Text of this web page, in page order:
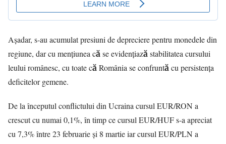
Aşadar, s-au acumulat presiuni de depreciere pentru monedele din
regiune, dar cu mențiunea că se evidențiază stabilitatea cursului
leului românesc, cu toate că România se confruntă cu persistența
deficitelor gemene.
De la începutul conflictului din Ucraina cursul EUR/RON a
crescut cu numai 0,1%, în timp ce cursul EUR/HUF s-a apreciat
cu 7,3% între 23 februarie și 8 martie iar cursul EUR/PLN a